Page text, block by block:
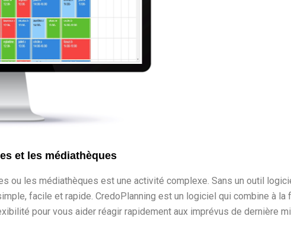
et les médiathèques
ou les médiathèques est une activité complexe. Sans un outil
facile et rapide. CredoPlanning est un logiciel qui combine à
pour vous aider réagir rapidement aux imprévus de dernière